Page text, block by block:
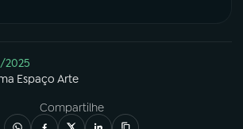
2025
Espaço Arte
Compartilhe